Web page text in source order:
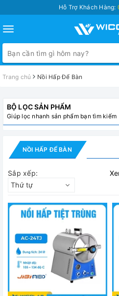
Hỗ Trợ Khách Hàng:
Toggle
navigation
Trang chủ Nồi Hấp Để Bàn
BỘ LỌC SẢN PHẨM
Giúp lọc nhanh sản phẩm bạn tìm kiếm
NỒI HẤP ĐỂ BÀN
Sắp xếp:
Thứ tự